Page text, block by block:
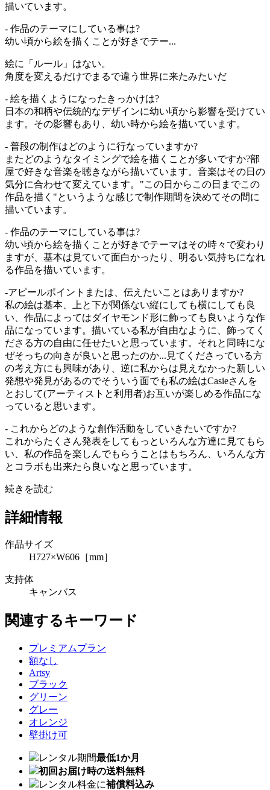
描いています。
- 作品のテーマにしている事は?
幼い頃から絵を描くことが好きでテー...
絵に「ルール」はない。
角度を変えるだけでまるで違う世界に来たみたいだ
- 絵を描くようになったきっかけは?
日本の和柄や伝統的なデザインに幼い頃から影響を受けてい
ます。その影響もあり、幼い時から絵を描いています。
- 普段の制作はどのように行なっていますか?
またどのようなタイミングで絵を描くことが多いですか?部
屋で好きな音楽を聴きながら描いています。音楽はその日の
気分に合わせて変えています。"この日からこの日までこの
作品を描く"というような感じで制作期間を決めてその間に
描いています。
- 作品のテーマにしている事は?
幼い頃から絵を描くことが好きでテーマはその時々で変わり
ますが、基本は見ていて面白かったり、明るい気持ちになれ
る作品を描いています。
-アピールポイントまたは、伝えたいことはありますか?
私の絵は基本、上と下が関係ない縦にしても横にしても良
い、作品によってはダイヤモンド形に飾っても良いような作
品になっています。描いている私が自由なように、飾ってく
ださる方の自由に任せたいと思っています。それと同時にな
ぜそっちの向きが良いと思ったのか...見てくださっている方
の考え方にも興味があり、逆に私からは見えなかった新しい
発想や発見があるのでそういう面でも私の絵はCasieさんを
とおして(アーティストと利用者)お互いが楽しめる作品にな
っていると思います。
- これからどのような創作活動をしていきたいですか?
これからたくさん発表をしてもっといろんな方達に見てもら
い、私の作品を楽しんでもらうことはもちろん、いろんな方
とコラボも出来たら良いなと思っています。
続きを読む
詳細情報
作品サイズ
H727×W606［mm］
支持体
キャンバス
関連するキーワード
プレミアムプラン
額なし
Artsy
ブラック
グリーン
グレー
オレンジ
壁掛け可
レンタル期間最低1か月
初回お届け時の送料無料
レンタル料金に補償料込み